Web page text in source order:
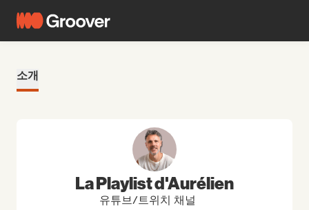
소개
La Playlist d'Aurélien
유튜브/트위치 채널